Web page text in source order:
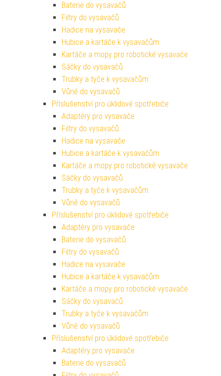
Baterie do vysavačů
Filtry do vysavačů
Hadice na vysavače
Hubice a kartáče k vysavačům
Kartáče a mopy pro robotické vysavače
Sáčky do vysavačů
Trubky a tyče k vysavačům
Vůně do vysavačů
Příslušenství pro úklidové spotřebiče
Adaptéry pro vysavače
Filtry do vysavačů
Hadice na vysavače
Hubice a kartáče k vysavačům
Kartáče a mopy pro robotické vysavače
Sáčky do vysavačů
Trubky a tyče k vysavačům
Vůně do vysavačů
Příslušenství pro úklidové spotřebiče
Adaptéry pro vysavače
Baterie do vysavačů
Filtry do vysavačů
Hadice na vysavače
Hubice a kartáče k vysavačům
Kartáče a mopy pro robotické vysavače
Sáčky do vysavačů
Trubky a tyče k vysavačům
Vůně do vysavačů
Příslušenství pro úklidové spotřebiče
Adaptéry pro vysavače
Baterie do vysavačů